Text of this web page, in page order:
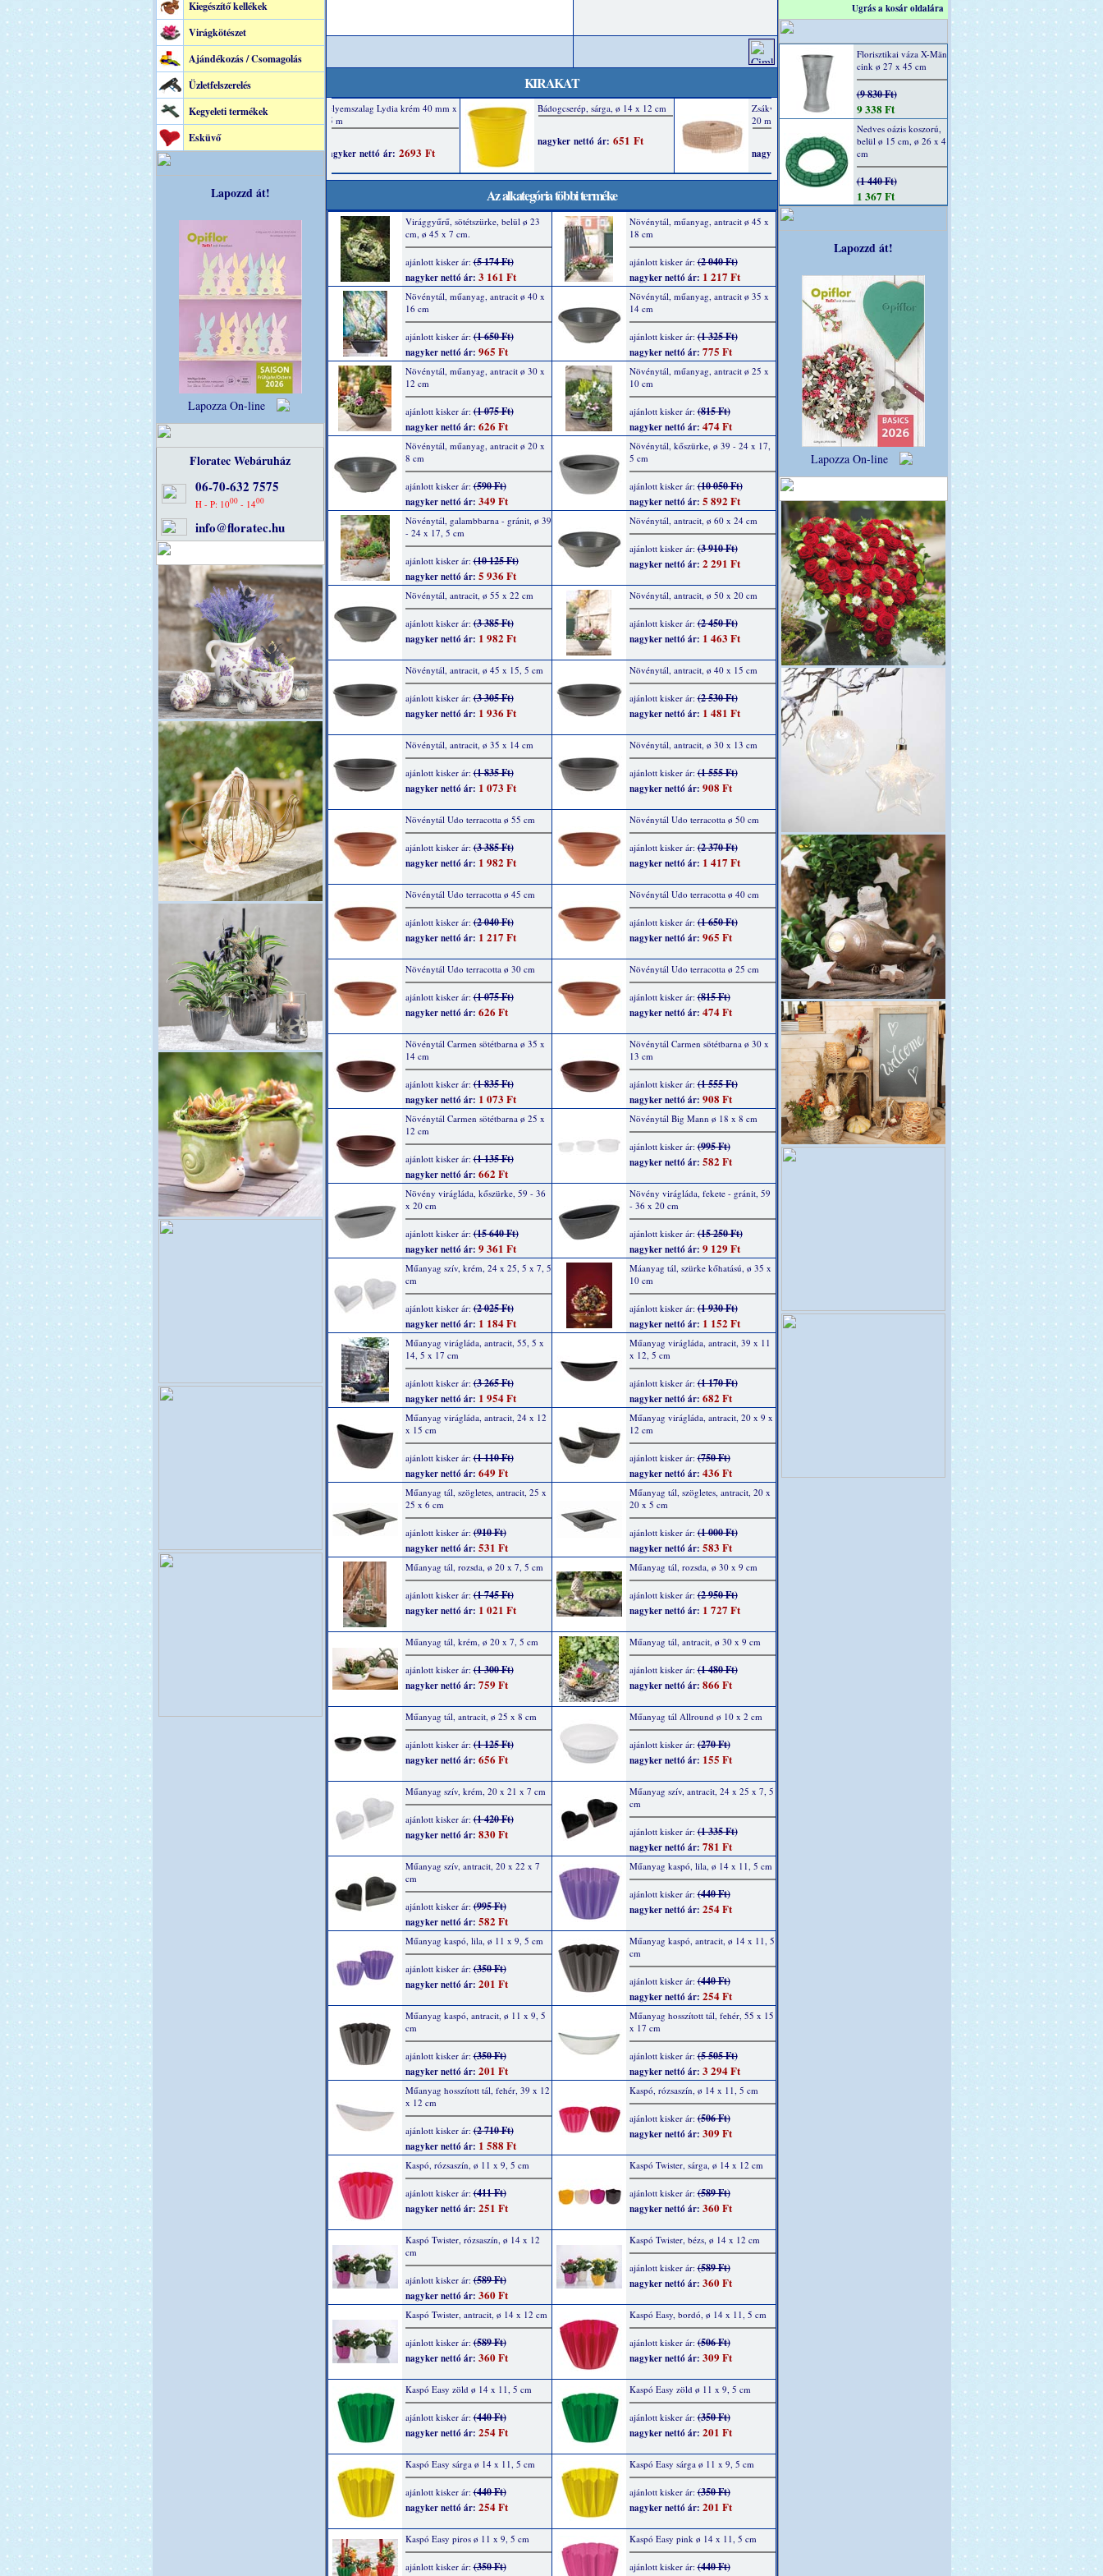
Kiegészítő kellékek
Virágkötészet
Ajándékozás / Csomagolás
Üzletfelszerelés
Kegyeleti termékek
Esküvő
Lapozzd át!
Lapozza On-line
Floratec Webáruház
06-70-632 7575
H - P: 1000 - 1400
info@floratec.hu
KIRAKAT
Az alkategória többi terméke
Virággyűrű, sötétszürke, belül ø 23
cm, ø 45 x 7 cm.
ajánlott kisker ár:(5 174 Ft)
nagyker nettó ár: 3 161 Ft
Növénytál, műanyag, antracit ø 45 x
18 cm
ajánlott kisker ár:(2 040 Ft)
nagyker nettó ár: 1 217 Ft
Növénytál, műanyag, antracit ø 40 x
16 cm
ajánlott kisker ár:(1 650 Ft)
nagyker nettó ár: 965 Ft
Növénytál, műanyag, antracit ø 35 x
14 cm
ajánlott kisker ár:(1 325 Ft)
nagyker nettó ár: 775 Ft
Növénytál, műanyag, antracit ø 30 x
12 cm
ajánlott kisker ár:(1 075 Ft)
nagyker nettó ár: 626 Ft
Növénytál, műanyag, antracit ø 25 x
10 cm
ajánlott kisker ár:(815 Ft)
nagyker nettó ár: 474 Ft
Növénytál, műanyag, antracit ø 20 x
8 cm
ajánlott kisker ár:(590 Ft)
nagyker nettó ár: 349 Ft
Növénytál, kőszürke, ø 39 - 24 x 17,
5 cm
ajánlott kisker ár:(10 050 Ft)
nagyker nettó ár: 5 892 Ft
Növénytál, galambbarna - gránit, ø 39
- 24 x 17, 5 cm
ajánlott kisker ár:(10 125 Ft)
nagyker nettó ár: 5 936 Ft
Növénytál, antracit, ø 60 x 24 cm
ajánlott kisker ár:(3 910 Ft)
nagyker nettó ár: 2 291 Ft
Növénytál, antracit, ø 55 x 22 cm
ajánlott kisker ár:(3 385 Ft)
nagyker nettó ár: 1 982 Ft
Növénytál, antracit, ø 50 x 20 cm
ajánlott kisker ár:(2 450 Ft)
nagyker nettó ár: 1 463 Ft
Növénytál, antracit, ø 45 x 15, 5 cm
ajánlott kisker ár:(3 305 Ft)
nagyker nettó ár: 1 936 Ft
Növénytál, antracit, ø 40 x 15 cm
ajánlott kisker ár:(2 530 Ft)
nagyker nettó ár: 1 481 Ft
Növénytál, antracit, ø 35 x 14 cm
ajánlott kisker ár:(1 835 Ft)
nagyker nettó ár: 1 073 Ft
Növénytál, antracit, ø 30 x 13 cm
ajánlott kisker ár:(1 555 Ft)
nagyker nettó ár: 908 Ft
Növénytál Udo terracotta ø 55 cm
ajánlott kisker ár:(3 385 Ft)
nagyker nettó ár: 1 982 Ft
Növénytál Udo terracotta ø 50 cm
ajánlott kisker ár:(2 370 Ft)
nagyker nettó ár: 1 417 Ft
Növénytál Udo terracotta ø 45 cm
ajánlott kisker ár:(2 040 Ft)
nagyker nettó ár: 1 217 Ft
Növénytál Udo terracotta ø 40 cm
ajánlott kisker ár:(1 650 Ft)
nagyker nettó ár: 965 Ft
Növénytál Udo terracotta ø 30 cm
ajánlott kisker ár:(1 075 Ft)
nagyker nettó ár: 626 Ft
Növénytál Udo terracotta ø 25 cm
ajánlott kisker ár:(815 Ft)
nagyker nettó ár: 474 Ft
Növénytál Carmen sötétbarna ø 35 x
14 cm
ajánlott kisker ár:(1 835 Ft)
nagyker nettó ár: 1 073 Ft
Növénytál Carmen sötétbarna ø 30 x
13 cm
ajánlott kisker ár:(1 555 Ft)
nagyker nettó ár: 908 Ft
Növénytál Carmen sötétbarna ø 25 x
12 cm
ajánlott kisker ár:(1 135 Ft)
nagyker nettó ár: 662 Ft
Növénytál Big Mann ø 18 x 8 cm
ajánlott kisker ár:(995 Ft)
nagyker nettó ár: 582 Ft
Növény virágláda, kőszürke, 59 - 36
x 20 cm
ajánlott kisker ár:(15 640 Ft)
nagyker nettó ár: 9 361 Ft
Növény virágláda, fekete - gránit, 59
- 36 x 20 cm
ajánlott kisker ár:(15 250 Ft)
nagyker nettó ár: 9 129 Ft
Műanyag szív, krém, 24 x 25, 5 x 7, 5
cm
ajánlott kisker ár:(2 025 Ft)
nagyker nettó ár: 1 184 Ft
Máanyag tál, szürke kőhatású, ø 35 x
10 cm
ajánlott kisker ár:(1 930 Ft)
nagyker nettó ár: 1 152 Ft
Műanyag virágláda, antracit, 55, 5 x
14, 5 x 17 cm
ajánlott kisker ár:(3 265 Ft)
nagyker nettó ár: 1 954 Ft
Műanyag virágláda, antracit, 39 x 11
x 12, 5 cm
ajánlott kisker ár:(1 170 Ft)
nagyker nettó ár: 682 Ft
Műanyag virágláda, antracit, 24 x 12
x 15 cm
ajánlott kisker ár:(1 110 Ft)
nagyker nettó ár: 649 Ft
Műanyag virágláda, antracit, 20 x 9 x
12 cm
ajánlott kisker ár:(750 Ft)
nagyker nettó ár: 436 Ft
Műanyag tál, szögletes, antracit, 25 x
25 x 6 cm
ajánlott kisker ár:(910 Ft)
nagyker nettó ár: 531 Ft
Műanyag tál, szögletes, antracit, 20 x
20 x 5 cm
ajánlott kisker ár:(1 000 Ft)
nagyker nettó ár: 583 Ft
Műanyag tál, rozsda, ø 20 x 7, 5 cm
ajánlott kisker ár:(1 745 Ft)
nagyker nettó ár: 1 021 Ft
Műanyag tál, rozsda, ø 30 x 9 cm
ajánlott kisker ár:(2 950 Ft)
nagyker nettó ár: 1 727 Ft
Műanyag tál, krém, ø 20 x 7, 5 cm
ajánlott kisker ár:(1 300 Ft)
nagyker nettó ár: 759 Ft
Műanyag tál, antracit, ø 30 x 9 cm
ajánlott kisker ár:(1 480 Ft)
nagyker nettó ár: 866 Ft
Műanyag tál, antracit, ø 25 x 8 cm
ajánlott kisker ár:(1 125 Ft)
nagyker nettó ár: 656 Ft
Műanyag tál Allround ø 10 x 2 cm
ajánlott kisker ár:(270 Ft)
nagyker nettó ár: 155 Ft
Műanyag szív, krém, 20 x 21 x 7 cm
ajánlott kisker ár:(1 420 Ft)
nagyker nettó ár: 830 Ft
Műanyag szív, antracit, 24 x 25 x 7, 5
cm
ajánlott kisker ár:(1 335 Ft)
nagyker nettó ár: 781 Ft
Műanyag szív, antracit, 20 x 22 x 7
cm
ajánlott kisker ár:(995 Ft)
nagyker nettó ár: 582 Ft
Műanyag kaspó, lila, ø 14 x 11, 5 cm
ajánlott kisker ár:(440 Ft)
nagyker nettó ár: 254 Ft
Műanyag kaspó, lila, ø 11 x 9, 5 cm
ajánlott kisker ár:(350 Ft)
nagyker nettó ár: 201 Ft
Műanyag kaspó, antracit, ø 14 x 11, 5
cm
ajánlott kisker ár:(440 Ft)
nagyker nettó ár: 254 Ft
Műanyag kaspó, antracit, ø 11 x 9, 5
cm
ajánlott kisker ár:(350 Ft)
nagyker nettó ár: 201 Ft
Műanyag hosszított tál, fehér, 55 x 15
x 17 cm
ajánlott kisker ár:(5 505 Ft)
nagyker nettó ár: 3 294 Ft
Műanyag hosszított tál, fehér, 39 x 12
x 12 cm
ajánlott kisker ár:(2 710 Ft)
nagyker nettó ár: 1 588 Ft
Kaspó, rózsaszín, ø 14 x 11, 5 cm
ajánlott kisker ár:(506 Ft)
nagyker nettó ár: 309 Ft
Kaspó, rózsaszín, ø 11 x 9, 5 cm
ajánlott kisker ár:(411 Ft)
nagyker nettó ár: 251 Ft
Kaspó Twister, sárga, ø 14 x 12 cm
ajánlott kisker ár:(589 Ft)
nagyker nettó ár: 360 Ft
Kaspó Twister, rózsaszín, ø 14 x 12
cm
ajánlott kisker ár:(589 Ft)
nagyker nettó ár: 360 Ft
Kaspó Twister, bézs, ø 14 x 12 cm
ajánlott kisker ár:(589 Ft)
nagyker nettó ár: 360 Ft
Kaspó Twister, antracit, ø 14 x 12 cm
ajánlott kisker ár:(589 Ft)
nagyker nettó ár: 360 Ft
Kaspó Easy, bordó, ø 14 x 11, 5 cm
ajánlott kisker ár:(506 Ft)
nagyker nettó ár: 309 Ft
Kaspó Easy zöld ø 14 x 11, 5 cm
ajánlott kisker ár:(440 Ft)
nagyker nettó ár: 254 Ft
Kaspó Easy zöld ø 11 x 9, 5 cm
ajánlott kisker ár:(350 Ft)
nagyker nettó ár: 201 Ft
Kaspó Easy sárga ø 14 x 11, 5 cm
ajánlott kisker ár:(440 Ft)
nagyker nettó ár: 254 Ft
Kaspó Easy sárga ø 11 x 9, 5 cm
ajánlott kisker ár:(350 Ft)
nagyker nettó ár: 201 Ft
Kaspó Easy piros ø 11 x 9, 5 cm
ajánlott kisker ár:(350 Ft)
Kaspó Easy pink ø 14 x 11, 5 cm
ajánlott kisker ár:(440 Ft)
Ugrás a kosár oldalára
Florisztikai váza X-Män
cink ø 27 x 45 cm
(9 830 Ft)
9 338 Ft
Nedves oázis koszorú,
belül ø 15 cm, ø 26 x 4
cm
(1 440 Ft)
1 367 Ft
Lapozzd át!
Lapozza On-line